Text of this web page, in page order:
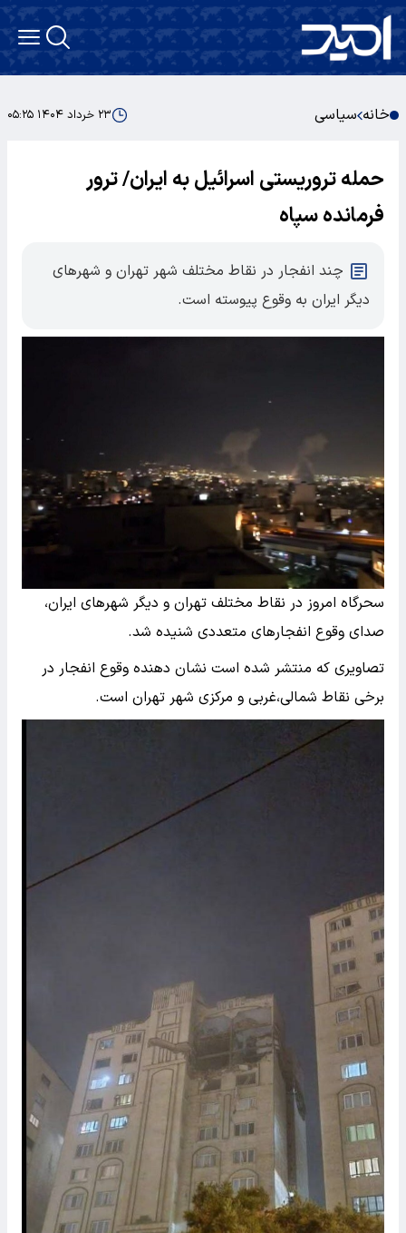
خانه سیاسی ۲۳ خرداد ۱۴۰۴ ۰۵:۲۵
حمله تروریستی اسرائیل به ایران/ ترور
فرمانده سپاه
چند انفجار در نقاط مختلف شهر تهران و شهرهای
دیگر ایران به وقوع پیوسته است.
سحرگاه امروز در نقاط مختلف تهران و دیگر شهرهای ایران،‌
صدای وقوع انفجارهای متعددی شنیده شد.
تصاویری که منتشر شده است نشان دهنده وقوع انفجار در
برخی نقاط شمالی،‌غربی و مرکزی شهر تهران است.